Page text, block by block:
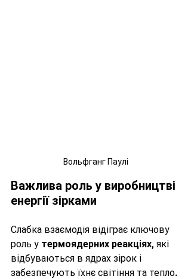
Вольфганг Паулі
Важлива роль у виробництві
енергії зірками
Слабка взаємодія відіграє ключову
роль у термоядерних реакціях, які
відбуваються в ядрах зірок і
забезпечують їхнє світіння та тепло.